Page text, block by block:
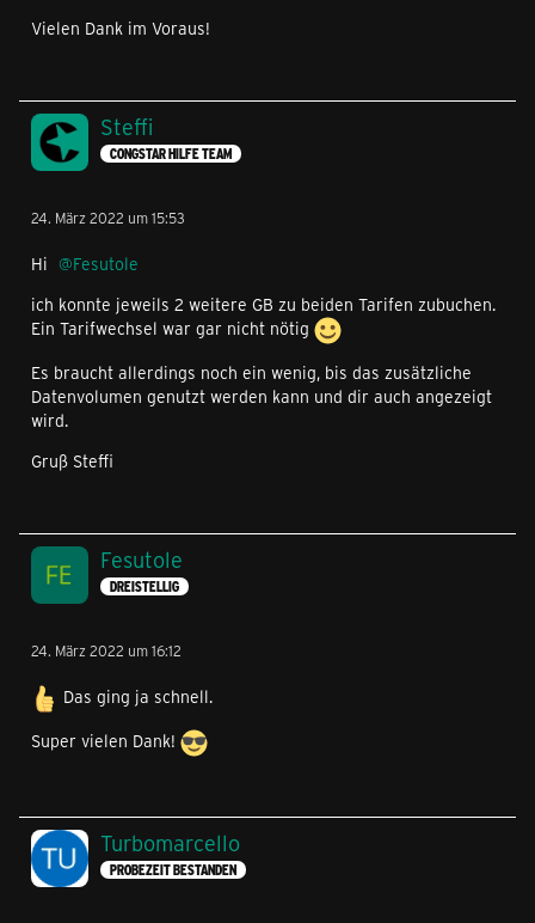
Vielen Dank im Voraus!
Steffi
CONGSTAR HILFE TEAM
24. März 2022 um 15:53
Hi
Fesutole
ich konnte jeweils 2 weitere GB zu beiden Tarifen zubuchen.
Ein Tarifwechsel war gar nicht nötig
Es braucht allerdings noch ein wenig, bis das zusätzliche
Datenvolumen genutzt werden kann und dir auch angezeigt
wird.
Gruß Steffi
Fesutole
DREISTELLIG
24. März 2022 um 16:12
Das ging ja schnell.
Super vielen Dank!
Turbomarcello
PROBEZEIT BESTANDEN